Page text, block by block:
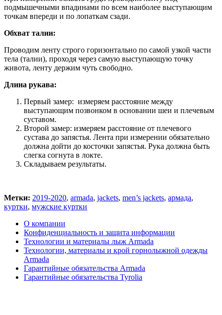
подмышечными впадинами по всем наиболее выступающим
точкам впереди и по лопаткам сзади.
Обхват талии:
Проводим ленту строго горизонтально по самой узкой части
тела (талии), проходя через самую выступающую точку
живота, ленту держим чуть свободно.
Длина рукава:
Первый замер: измеряем расстояние между
выступающим позвонком в основании шеи и плечевым
суставом.
Второй замер: измеряем расстояние от плечевого
сустава до запястья. Лента при измерении обязательно
должна дойти до косточки запястья. Рука должна быть
слегка согнута в локте.
Складываем результаты.
Метки: 2019-2020, armada, jackets, men’s jackets, армада,
куртки, мужские куртки
О компании
Конфиденциальность и защита информации
Технологии и материалы лыж Armada
Технологии, материалы и крой горнолыжной одежды
Armada
Гарантийные обязательства Armada
Гарантийные обязательства Tyrolia